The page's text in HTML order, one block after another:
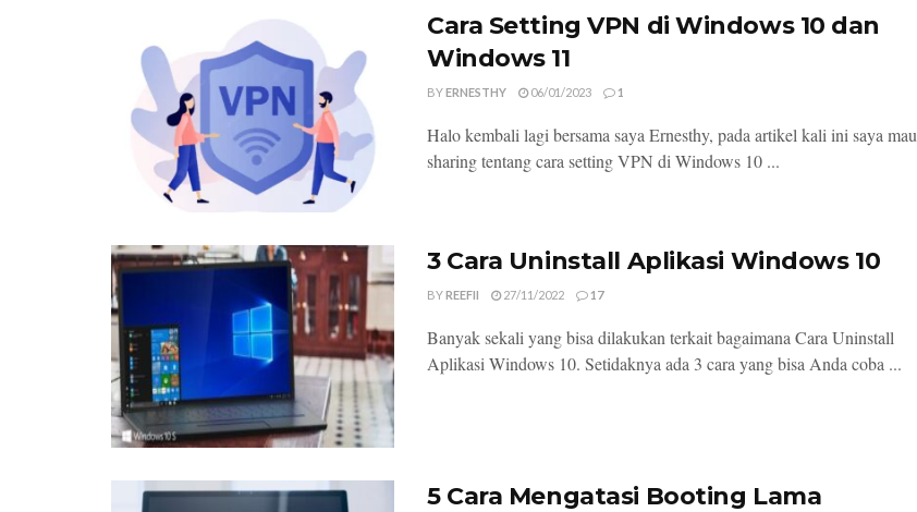
Cara Setting VPN di Windows 10 dan
Windows 11
BYERNESTHY 06/01/2023 1
Halo kembali lagi bersama saya Ernesthy, pada artikel kali ini saya mau
sharing tentang cara setting VPN di Windows 10 ...
3 Cara Uninstall Aplikasi Windows 10
BYREEFII 27/11/2022 17
Banyak sekali yang bisa dilakukan terkait bagaimana Cara Uninstall
Aplikasi Windows 10. Setidaknya ada 3 cara yang bisa Anda coba ...
5 Cara Mengatasi Booting Lama